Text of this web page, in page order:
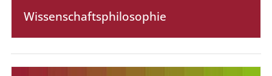
Wissen­schafts­philosophie